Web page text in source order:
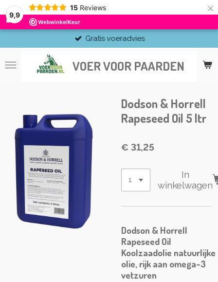
9,9
15 Reviews ×
VOER VOOR PAARDEN
Gratis voeradvies
Dodson & Horrell
Rapeseed Oil 5 ltr
€ 31,25
In
winkelwagen
Dodson & Horrell
Rapeseed Oil
Koolzaadolie natuurlijke
olie, rijk aan omega-3
vetzuren